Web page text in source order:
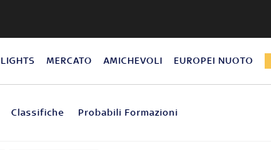
MERCATO AMICHEVOLI EUROPEI NUOTO
Classifiche Probabili Formazioni